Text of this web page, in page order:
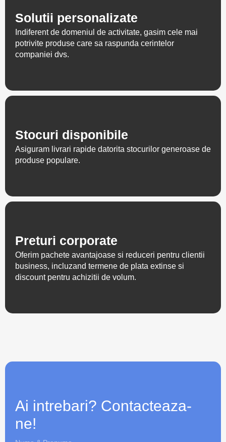
Solutii personalizate
Indiferent de domeniul de activitate, gasim cele mai
potrivite produse care sa raspunda cerintelor
companiei dvs.
Stocuri disponibile
Asiguram livrari rapide datorita stocurilor generoase de
produse populare.
Preturi corporate
Oferim pachete avantajoase si reduceri pentru clientii
business, incluzand termene de plata extinse si
discount pentru achizitii de volum.
Ai intrebari? Contacteaza-
ne!